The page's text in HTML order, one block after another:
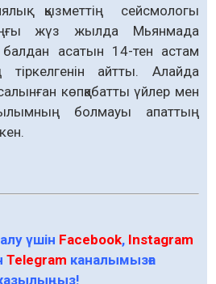
қызметтің сейсмологы
жүз жылда Мьянмада
асатын 14-тен астам
тіркелгенін айтты. Алайда
көпқабатты үйлер мен
болмауы апаттың
үшін Facebook, Instagram
Telegram каналымызға